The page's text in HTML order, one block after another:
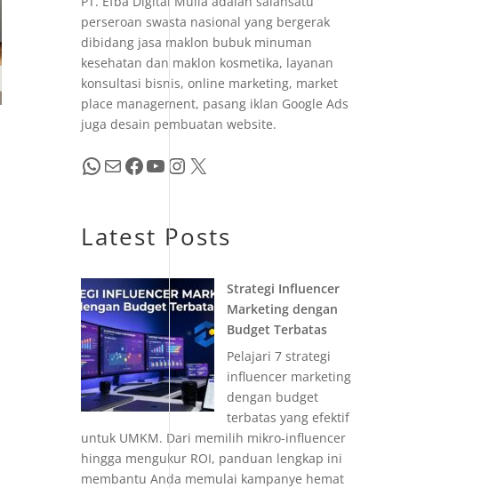
perseroan swasta nasional yang bergerak
dibidang jasa maklon bubuk minuman
kesehatan dan maklon kosmetika, layanan
konsultasi bisnis, online marketing, market
place management, pasang iklan Google Ads
juga desain pembuatan website.
WhatsApp Mail Facebook YouTube InstagramX
Latest Posts
Strategi Influencer
Marketing dengan
Budget Terbatas
Pelajari 7 strategi
influencer marketing
dengan budget
terbatas yang efektif
untuk UMKM. Dari memilih mikro-influencer
hingga mengukur ROI, panduan lengkap ini
membantu Anda memulai kampanye hemat